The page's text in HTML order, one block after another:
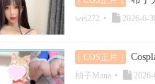
wei272 • 2026-6-
[ COS正片 ]
柚子Mana •